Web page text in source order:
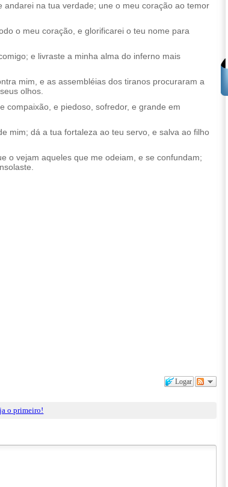
andarei na tua verdade; une o meu coração ao temor
o meu coração, e glorificarei o teu nome para
e livraste a minha alma do inferno mais
mim, e as assembléias dos tiranos procuraram a
olhos.
compaixão, e piedoso, sofredor, e grande em
mim; dá a tua fortaleza ao teu servo, e salva ao filho
o vejam aqueles que me odeiam, e se confundam;
Logar
o primeiro!